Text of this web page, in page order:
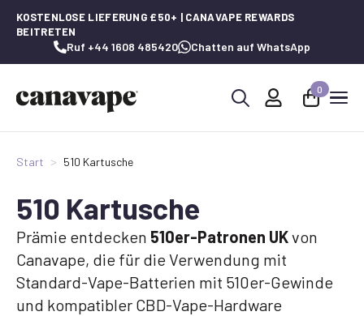
KOSTENLOSE LIEFERUNG £50+ | CANAVAPE REWARDS
BEITRETEN
Ruf +44 1608 485420 Chatten auf WhatsApp
0
Start 510 Kartusche
510 Kartusche
Prämie entdecken 510er-Patronen UKvon
Canavape, die für die Verwendung mit
Standard-Vape-Batterien mit 510er-Gewinde
und kompatibler CBD-Vape-Hardware